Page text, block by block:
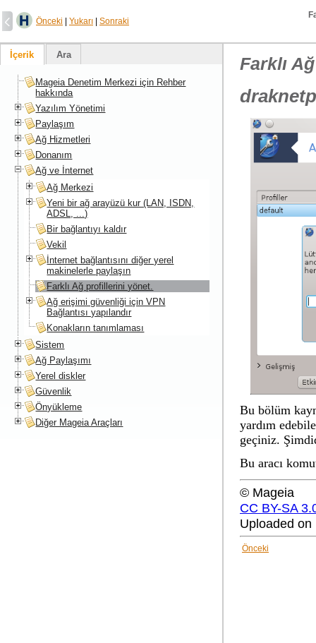
Önceki Yukarı Sonraki
Farklı
Bu bölüm
yardım
geçiniz.
Bu aracı
© Mageia
CC BY-SA
Uploaded
Önceki
İçerik Ara
Mageia Denetim Merkezi için Rehber
hakkında
Yazılım Yönetimi
Paylaşım
Ağ Hizmetleri
Donanım
Ağ ve İnternet
Ağ Merkezi
Yeni bir ağ arayüzü kur (LAN, ISDN,
ADSL, ...)
Bir bağlantıyı kaldır
Vekil
İnternet bağlantısını diğer yerel
makinelerle paylaşın
Farklı Ağ profillerini yönet.
Ağ erişimi güvenliği için VPN
Bağlantısı yapılandır
Konakların tanımlaması
Sistem
Ağ Paylaşımı
Yerel diskler
Güvenlik
Önyükleme
Diğer Mageia Araçları